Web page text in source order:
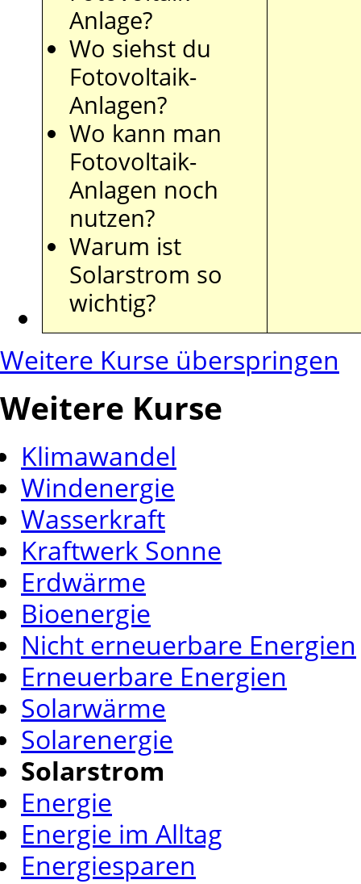
Anlage?
Wo siehst du
Fotovoltaik-
Anlagen?
Wo kann man
Fotovoltaik-
Anlagen noch
nutzen?
Warum ist
Solarstrom so
wichtig?
Weitere Kurse überspringen
Weitere Kurse
Klimawandel
Windenergie
Wasserkraft
Kraftwerk Sonne
Erdwärme
Bioenergie
Nicht erneuerbare Energien
Erneuerbare Energien
Solarwärme
Solarenergie
Solarstrom
Energie
Energie im Alltag
Energiesparen